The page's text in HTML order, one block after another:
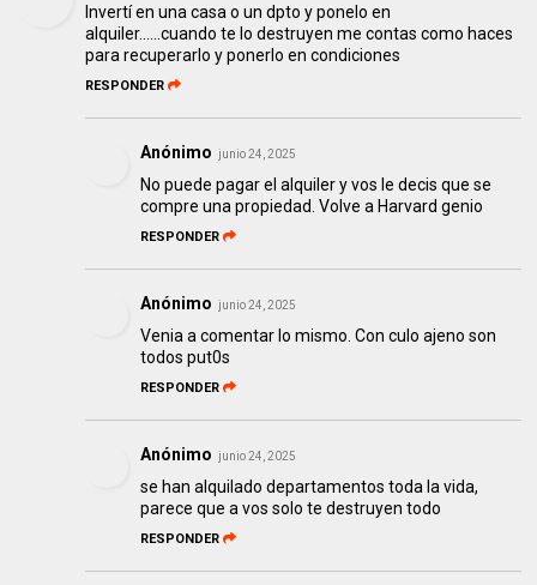
Invertí en una casa o un dpto y ponelo en
alquiler......cuando te lo destruyen me contas como haces
para recuperarlo y ponerlo en condiciones
RESPONDER
Anónimo junio 24, 2025
No puede pagar el alquiler y vos le decis que se
compre una propiedad. Volve a Harvard genio
RESPONDER
Anónimo junio 24, 2025
Venia a comentar lo mismo. Con culo ajeno son
todos put0s
RESPONDER
Anónimo junio 24, 2025
se han alquilado departamentos toda la vida,
parece que a vos solo te destruyen todo
RESPONDER